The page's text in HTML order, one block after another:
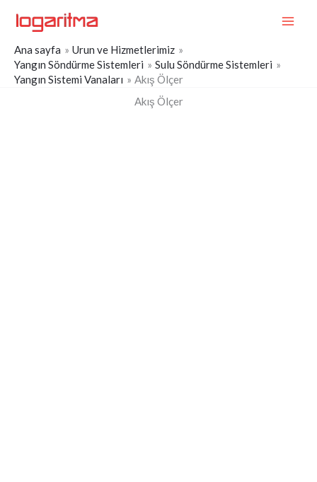
atla
Ana sayfa
Urun ve Hizmetlerimiz
Yangın Söndürme Sistemleri
Sulu Söndürme Sistemleri
Yangın Sistemi Vanaları
Akış Ölçer
Akış Ölçer